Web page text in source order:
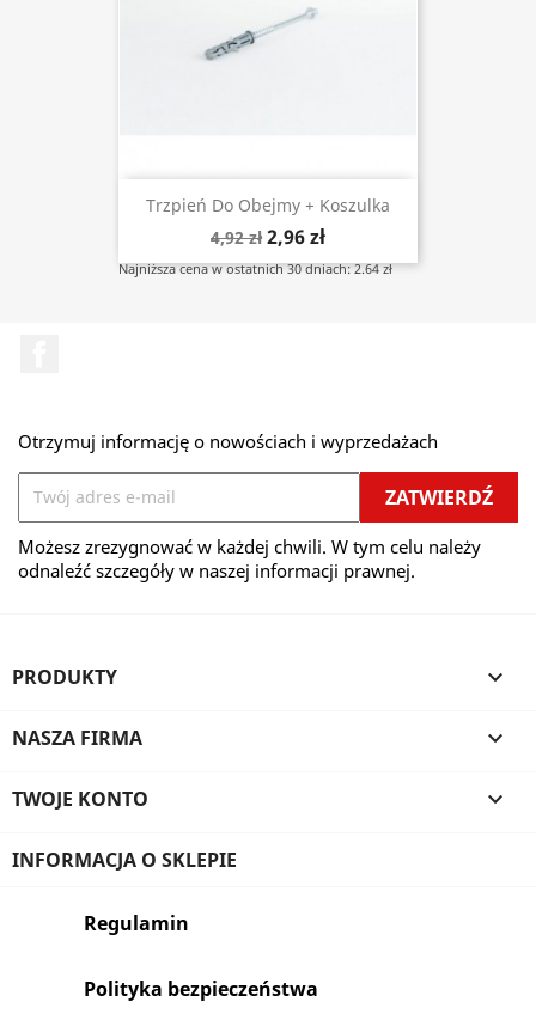
Trzpień Do Obejmy + Koszulka
4,92 zł 2,96 zł
Najniższa cena w ostatnich 30 dniach: 2.64 zł
Otrzymuj informację o nowościach i wyprzedażach
Możesz zrezygnować w każdej chwili. W tym celu należy
odnaleźć szczegóły w naszej informacji prawnej.
PRODUKTY 
NASZA FIRMA 
TWOJE KONTO 
INFORMACJA O SKLEPIE
Regulamin
Polityka bezpieczeństwa